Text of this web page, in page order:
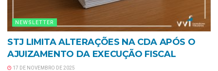
NEWSLETTER
STJ LIMITA ALTERAÇÕES NA CDA APÓS O
AJUIZAMENTO DA EXECUÇÃO FISCAL
17 DE NOVEMBRO DE 2025